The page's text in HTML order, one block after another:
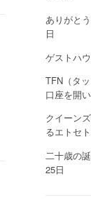
ありがと
日
ゲストハ
TFN（タ
口座を開
クイーン
るエトセ
二十歳の
25日